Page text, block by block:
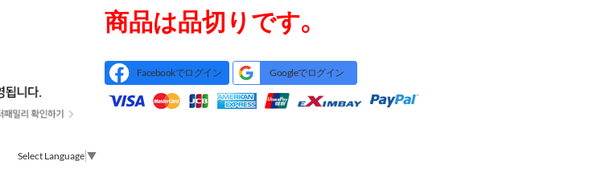
商品は品切りです。
Facebookでログイン Googleでログイン
Select Language ▼